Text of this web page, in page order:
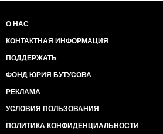
О НАС
КОНТАКТНАЯ ИНФОРМАЦИЯ
ПОДДЕРЖАТЬ
ФОНД ЮРИЯ БУТУСОВА
РЕКЛАМА
УСЛОВИЯ ПОЛЬЗОВАНИЯ
ПОЛИТИКА КОНФИДЕНЦИАЛЬНОСТИ